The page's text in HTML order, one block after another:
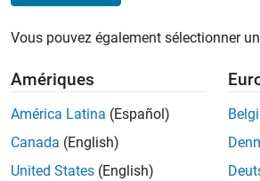
Vous pouvez également sélectionner
Amériques
América Latina (Español)
Canada (English)
United States (English)